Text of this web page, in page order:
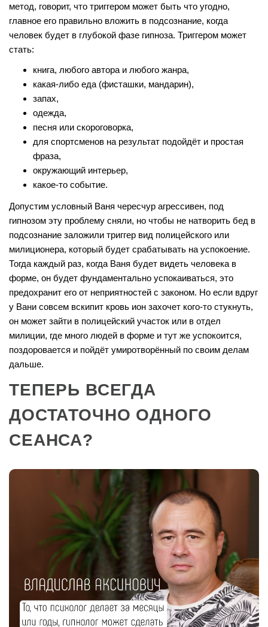
метод, говорит, что триггером может быть что угодно,
главное его правильно вложить в подсознание, когда
человек будет в глубокой фазе гипноза. Триггером может
стать:
книга, любого автора и любого жанра,
какая-либо еда (фисташки, мандарин),
запах,
одежда,
песня или скороговорка,
для спортсменов на результат подойдёт и простая
фраза,
окружающий интерьер,
какое-то событие.
Допустим условный Ваня чересчур агрессивен, под
гипнозом эту проблему сняли, но чтобы не натворить бед в
подсознание заложили триггер вид полицейского или
милиционера, который будет срабатывать на успокоение.
Тогда каждый раз, когда Ваня будет видеть человека в
форме, он будет фундаментально успокаиваться, это
предохранит его от неприятностей с законом. Но если вдруг
у Вани совсем вскипит кровь ион захочет кого-то стукнуть,
он может зайти в полицейский участок или в отдел
милиции, где много людей в форме и тут же успокоится,
поздоровается и пойдёт умиротворённый по своим делам
дальше.
ТЕПЕРЬ ВСЕГДА
ДОСТАТОЧНО ОДНОГО
СЕАНСА?